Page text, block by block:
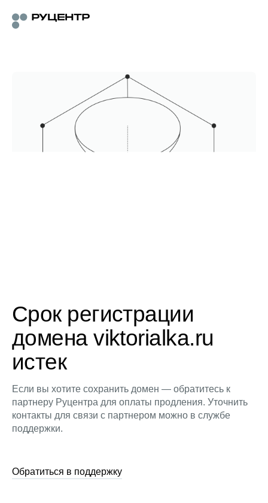
Срок регистрации
домена viktorialka.ru
истек
Если вы хотите сохранить домен — обратитесь к
партнеру Руцентра для оплаты продления. Уточнить
контакты для связи с партнером можно в службе
поддержки.
Обратиться в поддержку